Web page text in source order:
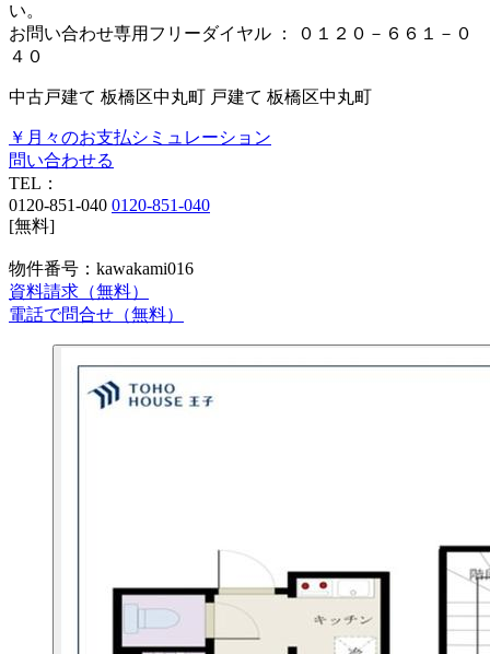
い。
お問い合わせ専用フリーダイヤル ： ０１２０－６６１－０
４０
中古戸建て 板橋区中丸町 戸建て 板橋区中丸町
￥月々のお支払シミュレーション
問い合わせる
TEL：
0120-851-040 0120-851-040
[無料]
物件番号：kawakami016
資料請求（無料）
電話で問合せ（無料）